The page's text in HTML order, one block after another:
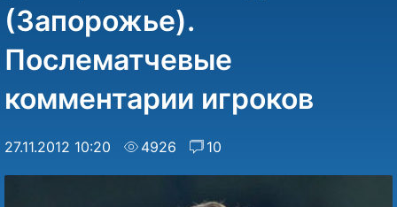
(Запорожье).
Послематчевые
комментарии игроков
27.11.2012 10:20 4926 10